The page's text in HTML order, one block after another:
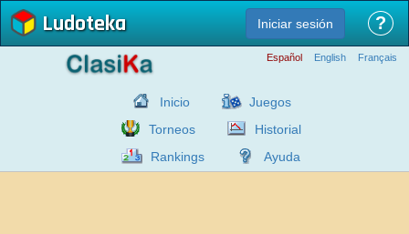
Ludoteka Iniciar sesión ?
Español English Français
Inicio
Juegos
Torneos
Historial
Rankings
Ayuda